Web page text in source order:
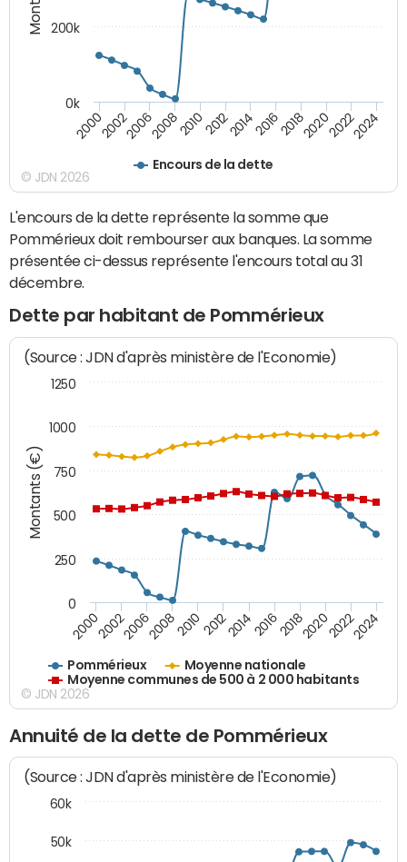
Encours de la dette
200020022006200820102012201420162018202020222024
0k
200k
© JDN 2026
L'encours de la dette représente la somme que
Pommérieux doit rembourser aux banques. La somme
présentée ci-dessus représente l'encours total au 31
décembre.
Dette par habitant de Pommérieux
Montants (€)
(Source : JDN d'après ministère de l'Economie)
Pommérieux
Moyenne nationale
Moyenne communes de 500 à 2 000 habitants
200020022006200820102012201420162018202020222024
0
250
500
750
1000
1250
© JDN 2026
Annuité de la dette de Pommérieux
(Source : JDN d'après ministère de l'Economie)
50k
60k